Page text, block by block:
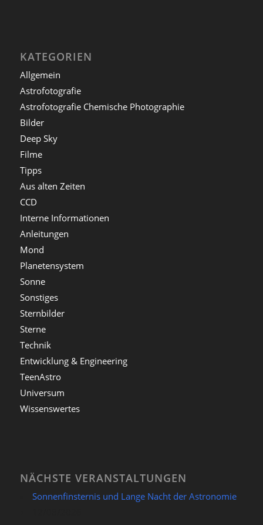
KATEGORIEN
Allgemein
Astrofotografie
Astrofotografie Chemische Photographie
Bilder
Deep Sky
Filme
Tipps
Aus alten Zeiten
CCD
Interne Informationen
Anleitungen
Mond
Planetensystem
Sonne
Sonstiges
Sternbilder
Sterne
Technik
Entwicklung & Engineering
TeenAstro
Universum
Wissenswertes
NÄCHSTE VERANSTALTUNGEN
Sonnenfinsternis und Lange Nacht der Astronomie